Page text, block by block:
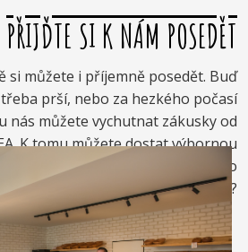
PŘIJĎTE SI K NÁM POSEDĚT
si můžete i příjemně posedět. Buď
prší, nebo za hezkého počasí
nás můžete vychutnat zákusky od
K tomu můžete dostat výbornou
raději dáte zrmzlinový pohár nebo
vynikající točenou zmrzlinu?